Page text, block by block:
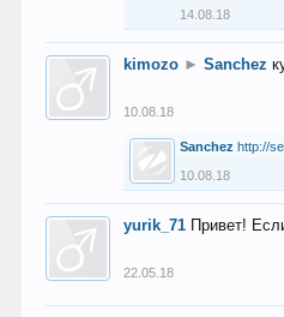
14.08.18
kimozo ► Sanchez
10.08.18
Sanchez http://
10.08.18
yurik_71 Привет!
22.05.18